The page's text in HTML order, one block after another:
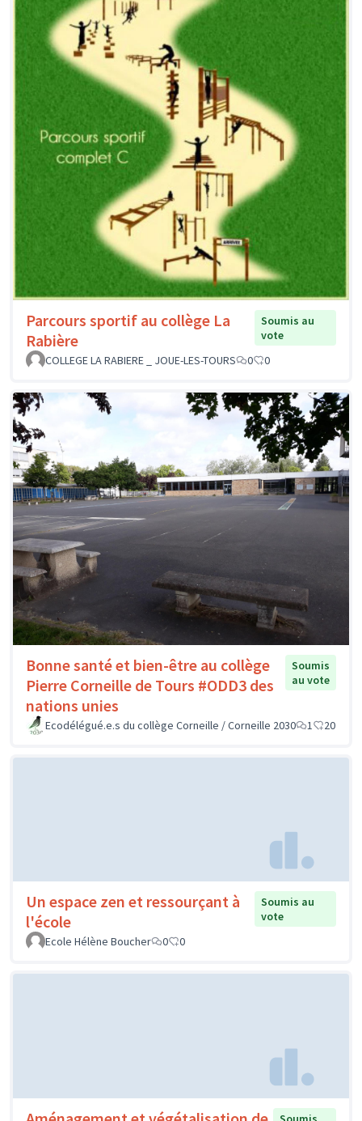
Parcours sportif au collège La
Rabière
Soumis au
vote
COLLEGE LA RABIERE _ JOUE-LES-TOURS
0 0
Bonne santé et bien-être au collège
Pierre Corneille de Tours #ODD3 des
nations unies
Soumis
au vote
Ecodélégué.e.s du collège Corneille / Corneille 2030 1 20
Un espace zen et ressourçant à
l'école
Soumis au
vote
Ecole Hélène Boucher
0 0